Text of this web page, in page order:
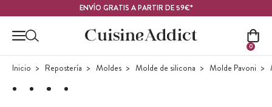
ENVÍO GRATIS A PARTIR DE 59€*
0
Inicio Repostería Moldes Molde de silicona Molde Pavoni